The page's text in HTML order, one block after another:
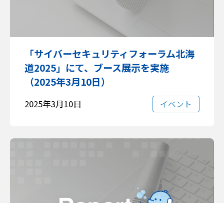
「サイバーセキュリティフォーラム北海
道2025」にて、ブース展示を実施
（2025年3月10日）
2025年3月10日 イベント